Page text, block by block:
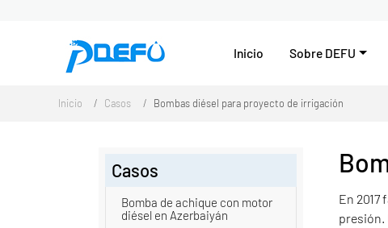
Inicio Sobre DEFU
Inicio Casos Bombas diésel para proyecto de irrigación
En
presión.
Casos
Bomba de achique con motor
diésel en Azerbaiyán